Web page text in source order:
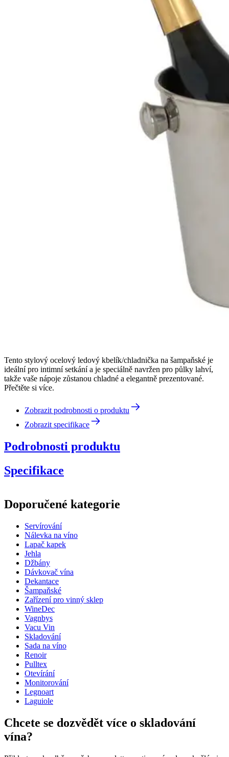
Tento stylový ocelový ledový kbelík/chladnička na šampaňské je
ideální pro intimní setkání a je speciálně navržen pro půlky lahví,
takže vaše nápoje zůstanou chladné a elegantně prezentované.
Přečtěte si více.
Zobrazit podrobnosti o produktu
Zobrazit specifikace
Podrobnosti produktu
Specifikace
Číslo produktuAV1007
Rozměry (ŠxVxH cm)
Hmotnost (kg)
Výška (cm)
Šířka (cm)
Doporučené kategorie
Servírování
Nálevka na víno
Lapač kapek
Jehla
Džbány
Dávkovač vína
Dekantace
Šampaňské
Zařízení pro vinný sklep
WineDec
Vagnbys
Vacu Vin
Skladování
Sada na víno
Renoir
Pulltex
Otevírání
Monitorování
Legnoart
Laguiole
Chcete se dozvědět více o skladování
vína?